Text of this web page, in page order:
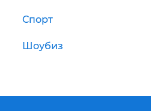
Спорт
Шоубиз